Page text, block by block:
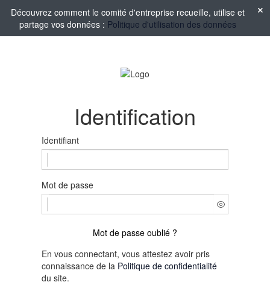
Découvrez comment le comité d'entreprise recueille, utilise et
partage vos données : Politique d'utilisation des données
Identification
Identifiant
Mot de passe
Mot de passe oublié ?
En vous connectant, vous attestez avoir pris
connaissance de la Politique de confidentialité
du site.